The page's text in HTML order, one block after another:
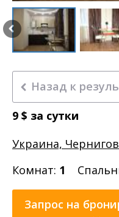
Назад к
9 $ за сутки
Украина,
Комнат: 1
Запрос на